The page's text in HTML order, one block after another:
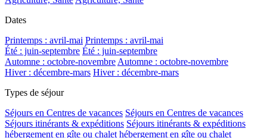
Dates
Printemps : avril-mai Printemps : avril-mai
Été : juin-septembre Été : juin-septembre
Automne : octobre-novembre Automne : octobre-novembre
Hiver : décembre-mars Hiver : décembre-mars
Types de séjour
Séjours en Centres de vacances Séjours en Centres de vacances
Séjours itinérants & expéditions Séjours itinérants & expéditions
hébergement en gîte ou chalet hébergement en gîte ou chalet